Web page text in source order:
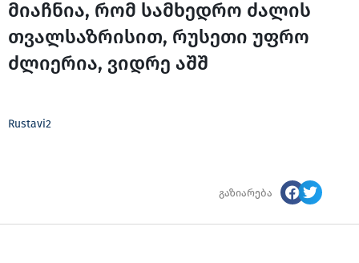
მიაჩნია, რომ სამხედრო ძალის
თვალსაზრისით, რუსეთი უფრო
ძლიერია, ვიდრე აშშ
Rustavi2
გაზიარება